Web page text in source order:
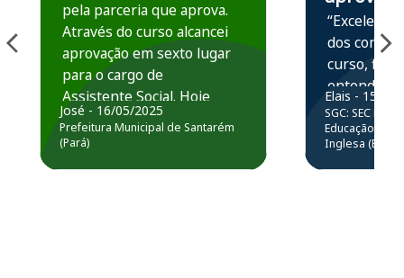
pela parceria que aprova.
Através do curso alcancei
aprovação em sexto lugar
para o cargo de
Assistente Social. Hoje
estou atuando na
Prefeitura de Santarém.
José - 16/05/2025
Prefeitura Municipal de Santarém
(Pará)
“Excelente
dos
curso,
entender e
prática
resolução
questões.”
Elais - 15/07/
SGC: SEC BA
Educação
Inglesa (Edital